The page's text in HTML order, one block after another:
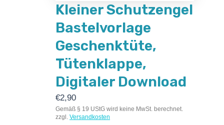
Kleiner Schutzengel
Bastelvorlage
Geschenktüte,
Tütenklappe,
Digitaler Download
€2,90
Gemäß § 19 UStG wird keine MwSt. berechnet.
zzgl. Versandkosten